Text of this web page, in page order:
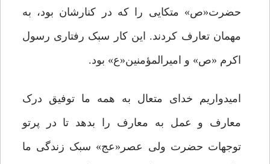
حضرت«ص» متکایی را که در کنارشان بود، به
مهمان تعارف کردند. این کار سبک رفتاری رسول
اکرم «ص» و امیرالمؤمنین«ع» بود.
امیدواریم خدای متعال به همه ما توفیق درک
معارف و عمل به معارف را بدهد تا در پرتو
توجهات حضرت ولی عصر«عج» سبک زندگی ‌ما